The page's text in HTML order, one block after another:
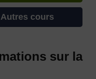
Autres cours
sur la